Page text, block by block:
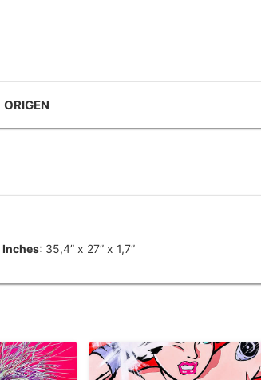
ORIGEN
Inches: 35,4” x 27” x 1,7”